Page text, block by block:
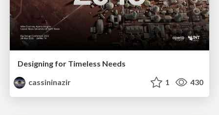
Designing for Timeless Needs
cassininazir
1 430